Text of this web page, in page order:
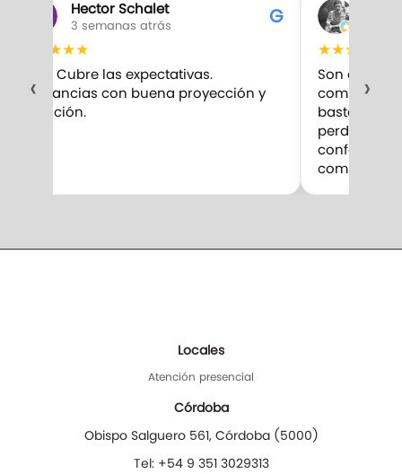
‹
Hector Schalet
3 semanas atrás G
★★★
10/10 Cubre las expectativas.
Fragancias con buena proyección y
duración.
★★★
Son
compro.
bastante
perduran
confesar
›
Locales
Atención presencial
Córdoba
Obispo Salguero 561, Córdoba(5000)
Tel: +54 9 351 3029313